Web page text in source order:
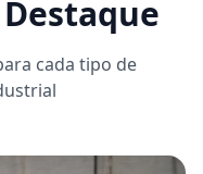
cada tipo de